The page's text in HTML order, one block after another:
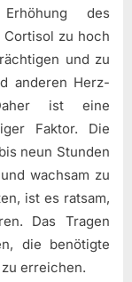
des
zu hoch
und zu
anderen Herz-
ist eine
Faktor. Die
neun Stunden
wachsam zu
ist es ratsam,
Das Tragen
die benötigte
erreichen.